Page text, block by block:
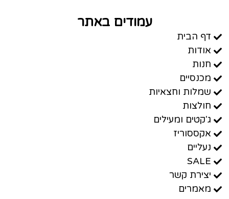
עמודים באתר
דף הבית
אודות
חנות
מכנסיים
שמלות וחצאיות
חולצות
ג'קטים ומעילים
אקססוריז
נעליים
SALE
יצירת קשר
מאמרים